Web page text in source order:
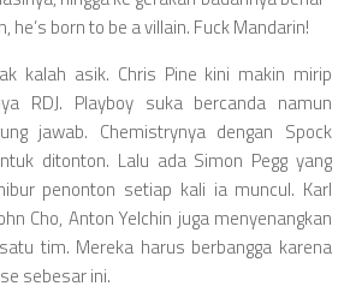
he’s born to be a villain. Fuck Mandarin!
kalah asik. Chris Pine kini makin mirip
RDJ. Playboy suka bercanda namun
jawab. Chemistrynya dengan Spock
ditonton. Lalu ada Simon Pegg yang
penonton setiap kali ia muncul. Karl
Cho, Anton Yelchin juga menyenangkan
tim. Mereka harus berbangga karena
sebesar ini.